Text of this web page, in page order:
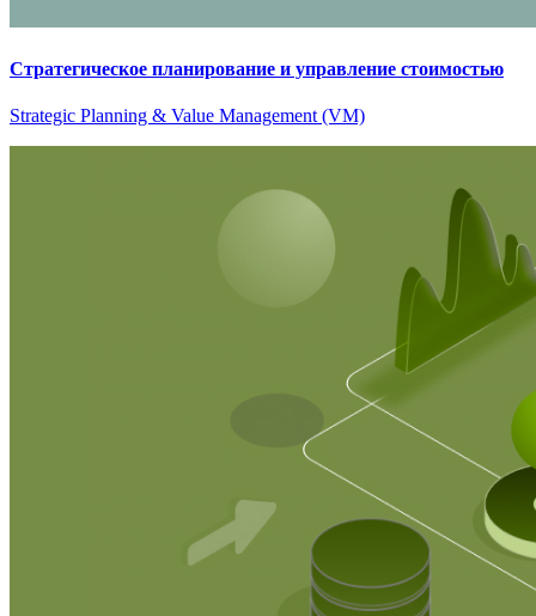
Стратегическое планирование и управление стоимостью
Strategic Planning & Value Management (VM)